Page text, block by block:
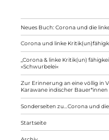
Neues Buch: Corona und die
Corona und linke
„Corona & linke Kritik(un)
»Schwurbelei«
Zur Erinnerung an eine völlig in
Karawane indischer
Sonderseiten zu…Corona und
Startseite